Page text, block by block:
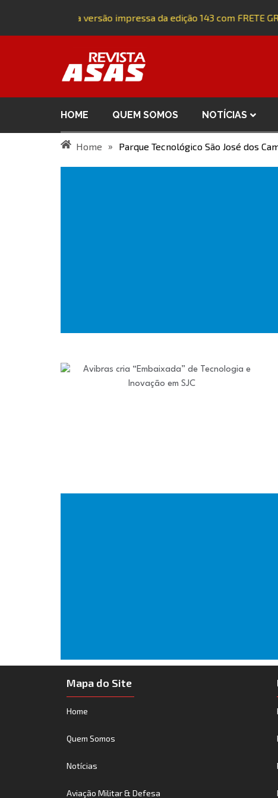
Adquira a versão impressa da edição 143 com FRETE
HOME QUEM SOMOS NOTÍCIAS
Home » Parque Tecnológico São José dos
Mapa do Site
Home
Quem Somos
Notícias
Aviação Militar & Defesa